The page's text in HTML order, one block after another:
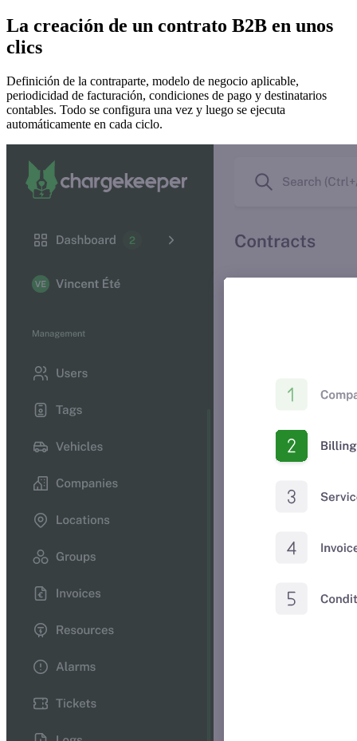
La creación de un contrato B2B en unos
clics
Definición de la contraparte, modelo de negocio aplicable,
periodicidad de facturación, condiciones de pago y destinatarios
contables. Todo se configura una vez y luego se ejecuta
automáticamente en cada ciclo.